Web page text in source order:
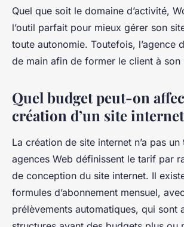
Quel que soit le domaine d’activité,
l’outil parfait pour mieux gérer son
toute autonomie. Toutefois, l’agence
de main afin de former le client à son
Quel budget peut-on
création d’un site
La création de site internet n’a pas
agences Web définissent le tarif par
de conception du site internet. Il
formules d’abonnement mensuel,
prélèvements automatiques, qui sont